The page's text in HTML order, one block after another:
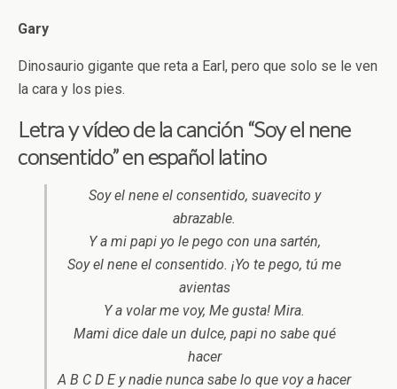
Gary
Dinosaurio gigante que reta a Earl, pero que solo se le ven
la cara y los pies.
Letra y vídeo de la canción “Soy el nene
consentido” en español latino
Soy el nene el consentido, suavecito y
abrazable.
Y a mi papi yo le pego con una sartén,
Soy el nene el consentido. ¡Yo te pego, tú me
avientas
Y a volar me voy, Me gusta! Mira.
Mami dice dale un dulce, papi no sabe qué
hacer
A B C D E y nadie nunca sabe lo que voy a hacer